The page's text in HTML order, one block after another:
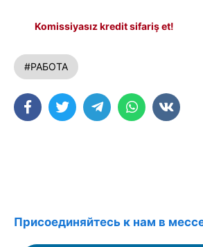
Komissiyasız kredit sifariş et!
#РАБОТА
Присоединяйтесь к нам в